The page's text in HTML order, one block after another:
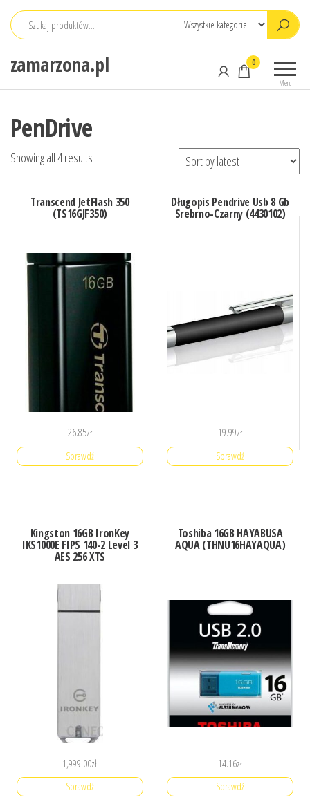
Przejdź
zamarzona.pl
Menu
0
PenDrive
Showing all 4 results
Transcend JetFlash 350
(TS16GJF350)
26.85zł
Sprawdź
Długopis Pendrive Usb 8 Gb
Srebrno-Czarny (4430102)
19.99zł
Sprawdź
Kingston 16GB IronKey
IKS1000E FIPS 140-2 Level 3
AES 256 XTS
1,999.00zł
Sprawdź
Toshiba 16GB HAYABUSA
AQUA (THNU16HAYAQUA)
14.16zł
Sprawdź